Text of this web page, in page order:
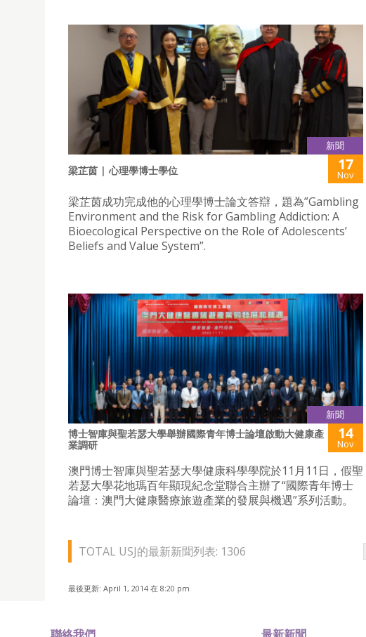
新聞
梁芷茵 | 心理學博士學位 17
Nov
梁芷茵成功完成他的心理學博士論文答辯，題為”Gambling
Environment and the Risk for Gambling Addiction: A
Bioecological Perspective on the Role of Adolescents’
Beliefs and Value System”.
新聞
博士智庫與聖若瑟大學舉辦國際青年博士論壇啟動大健康產
業調研
14
Nov
澳門博士智庫與聖若瑟大學健康科學學院於11月11日，假聖
若瑟大學花地瑪百年顯現紀念堂聯合主辦了“國際青年博士
論壇：澳門大健康醫療旅遊產業的發展與機遇”系列活動。
TOTAL USJ的最新新聞列表: 1306
最後更新: April 1, 2014 在 8:20 pm